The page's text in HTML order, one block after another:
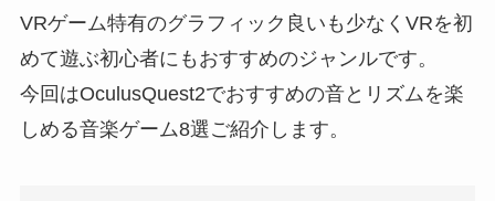
VRゲーム特有のグラフィック良いも少なくVRを初
めて遊ぶ初心者にもおすすめのジャンルです。
今回はOculusQuest2でおすすめの音とリズムを楽
しめる音楽ゲーム8選ご紹介します。